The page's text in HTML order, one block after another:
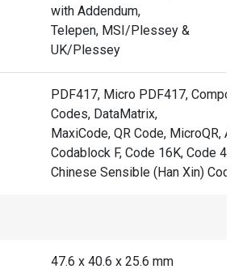
with Addendum,
Telepen, MSI/Plessey &
UK/Plessey
PDF417, Micro PDF417,
Codes, DataMatrix,
MaxiCode, QR Code, MicroQR,
Codablock F, Code 16K, Code 49,
Chinese Sensible (Han Xin) Code
47.6 x 40.6 x 25.6 mm